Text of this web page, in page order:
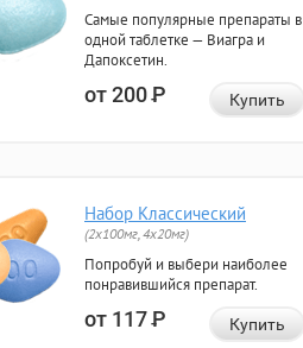
Самые популярные препараты в
одной таблетке — Виагра и
Дапоксетин.
от 200Р Купить
Набор Классический
(2x100мг, 4x20мг)
Попробуй и выбери наиболее
понравившийся препарат.
от 117Р Купить